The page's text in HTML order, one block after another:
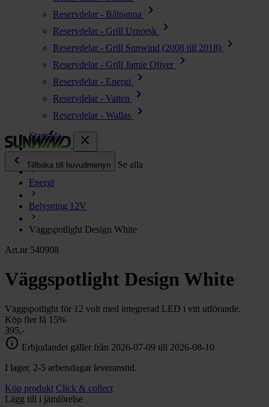
Reservdelar - Bålpanna chevron_right
Reservdelar - Grill Urnorsk chevron_right
Reservdelar - Grill Sunwind (2008 till 2018) chevron_right
Reservdelar - Grill Jamie Oliver chevron_right
Reservdelar - Energi chevron_right
Reservdelar - Vatten chevron_right
Reservdelar - Wallas
chevron_right
close
chevron_left
Tillbaka till huvudmenyn Se alla
Energi
Kök & Gasol chevron_right
Värme chevron_right
Vatten
Toalett
chevron_right
Lacanche
Reservdelar
Startsida
Energi
Belysning 12V
Väggspotlight Design White
Art.nr 540908
Väggspotlight Design White
Väggspotlight för 12 volt med integrerad LED i vitt utförande.
Köp fler få 15%
395,-
info Erbjudandet gäller från 2026-07-09 till 2026-08-10
I lager. 2-5 arbetsdagar leveranstid.
Köp produkt Click & collect
Lägg till i jämförelse